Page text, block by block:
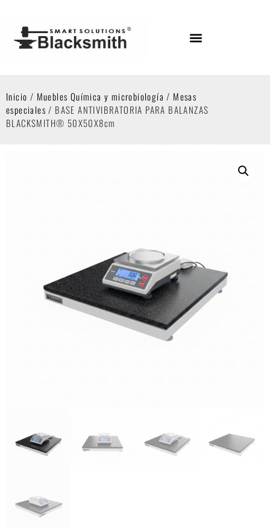
Inicio / Muebles Química y microbiología / Mesas
especiales / BASE ANTIVIBRATORIA PARA BALANZAS
BLACKSMITH® 50X50X8cm